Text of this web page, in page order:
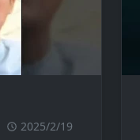
2025/2/19